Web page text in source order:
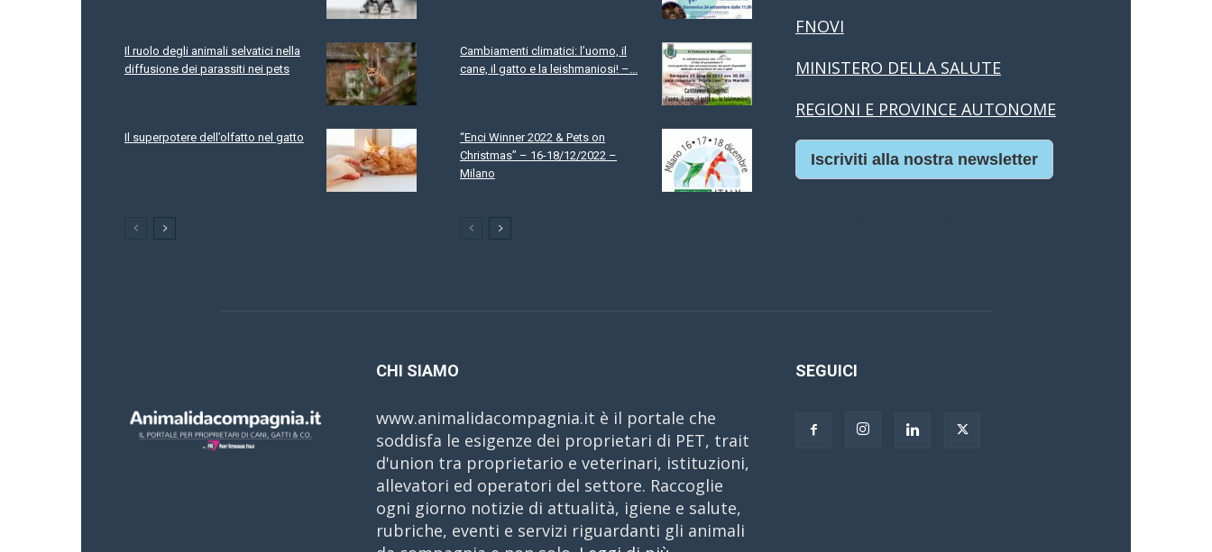
Il ruolo degli animali selvatici nella
diffusione dei parassiti nei pets
Il superpotere dell’olfatto nel gatto
Cambiamenti climatici: l’uomo, il
cane, il gatto e la leishmaniosi! –...
“Enci Winner 2022 & Pets on
Christmas” – 16-18/12/2022 –
Milano
FNOVI
MINISTERO DELLA SALUTE
REGIONI E PROVINCE AUTONOME
Iscriviti alla nostra newsletter
CHI SIAMO
www.animalidacompagnia.it è il portale che
soddisfa le esigenze dei proprietari di PET, trait
d'union tra proprietario e veterinari, istituzioni,
allevatori ed operatori del settore. Raccoglie
ogni giorno notizie di attualità, igiene e salute,
rubriche, eventi e servizi riguardanti gli animali
SEGUICI